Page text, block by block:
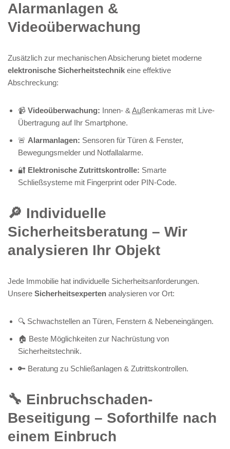
Alarmanlagen &
Videoüberwachung
Zusätzlich zur mechanischen Absicherung bietet moderne
elektronische Sicherheitstechnik eine effektive
Abschreckung:
📹 Videoüberwachung: Innen- & Außenkameras mit Live-
Übertragung auf Ihr Smartphone.
🚨 Alarmanlagen: Sensoren für Türen & Fenster,
Bewegungsmelder und Notfallalarme.
🔐 Elektronische Zutrittskontrolle: Smarte
Schließsysteme mit Fingerprint oder PIN-Code.
🔎 Individuelle
Sicherheitsberatung – Wir
analysieren Ihr Objekt
Jede Immobilie hat individuelle Sicherheitsanforderungen.
Unsere Sicherheitsexperten analysieren vor Ort:
🔍 Schwachstellen an Türen, Fenstern & Nebeneingängen.
🏠 Beste Möglichkeiten zur Nachrüstung von
Sicherheitstechnik.
🔑 Beratung zu Schließanlagen & Zutrittskontrollen.
🔧 Einbruchschaden-
Beseitigung – Soforthilfe nach
einem Einbruch